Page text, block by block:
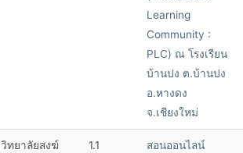
Learning
Community :
PLC) ณ โรงเรียน
บ้านปง ต.บ้านปง
อ.หางดง
จ.เชียงใหม่
วิทยาลัยสงฆ์
1.1
สอนออนไลน์